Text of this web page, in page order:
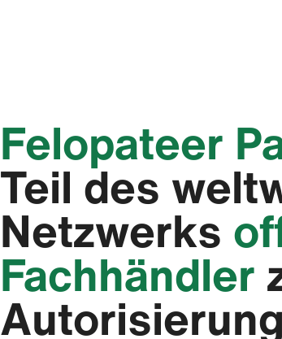
‭Felopateer
Teil des
Netzwerks
Fachhändler